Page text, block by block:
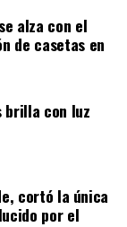
alza con el
de casetas en
brilla con luz
cortó la única
por el